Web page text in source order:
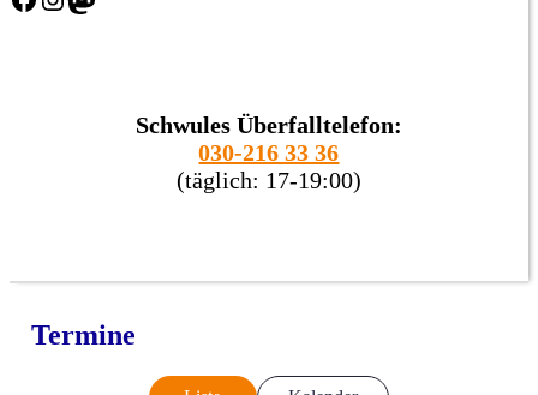
Schwules Überfalltelefon:
030-216 33 36
(täglich: 17-19:00)
Termine